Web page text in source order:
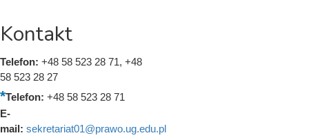
Kontakt
Telefon: +48 58 523 28 71, +48
58 523 28 27
Telefon: +48 58 523 28 71
E-
mail: sekretariat01@prawo.ug.edu.pl